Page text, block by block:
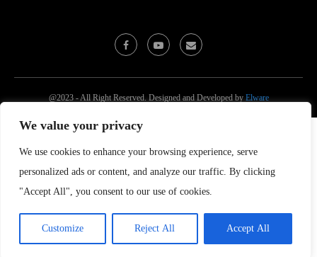
We value your privacy
We use cookies to enhance your browsing experience, serve
personalized ads or content, and analyze our traffic. By clicking
"Accept All", you consent to our use of cookies.
Customize Reject All Accept All
@2023 - All Right Reserved. Designed and Developed by Elware